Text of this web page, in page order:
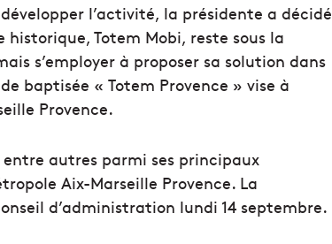
l’activité, la présidente a décidé
Totem Mobi, reste sous la
s’employer à proposer sa solution dans
baptisée « Totem Provence » vise à
Provence.
autres parmi ses principaux
Aix-Marseille Provence. La
d’administration lundi 14 septembre.